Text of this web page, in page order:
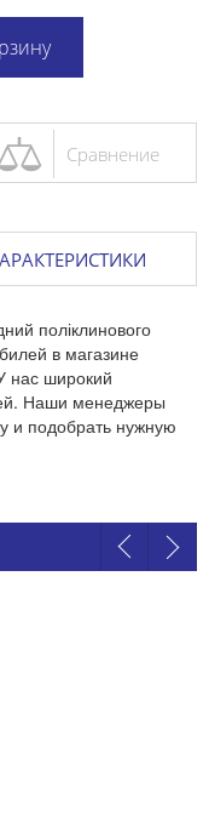
Сравнение
поліклинового
в магазине
нас широкий
Наши менеджеры
и подобрать нужную